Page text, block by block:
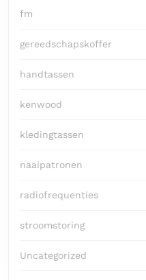
fm
gereedschapskoffer
handtassen
kenwood
kledingtassen
naaipatronen
radiofrequenties
stroomstoring
Uncategorized